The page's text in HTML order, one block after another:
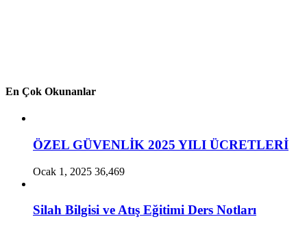
En Çok Okunanlar
ÖZEL GÜVENLİK 2025 YILI ÜCRETLERİ
Ocak 1, 2025 36,469
Silah Bilgisi ve Atış Eğitimi Ders Notları